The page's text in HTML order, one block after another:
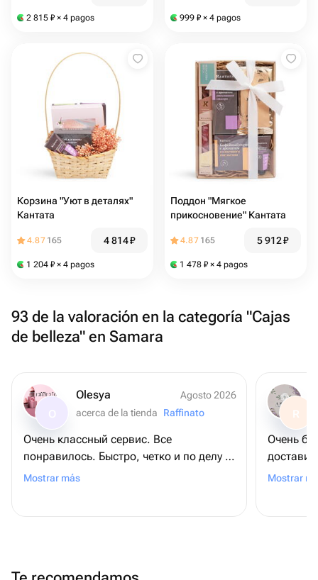
2 815 ₽ × 4 pagos 999 ₽ × 4 pagos
Корзина "Уют в деталях"
Кантата
4.87 165 4 814₽
1 204 ₽ × 4 pagos
Поддон "Мягкое
прикосновение" Кантата
4.87 165 5 912₽
1 478 ₽ × 4 pagos
93 de la valoración en la categoría "Cajas
de belleza" en Samara
Olesya
Agosto 2026
acerca de la tienda
Raffinato
Очень классный сервис. Все
понравилось. Быстро, четко и по делу ☺️
Берите, не пожалеете!!!
Mostrar más
R
Очень
на фото.
Mostrar